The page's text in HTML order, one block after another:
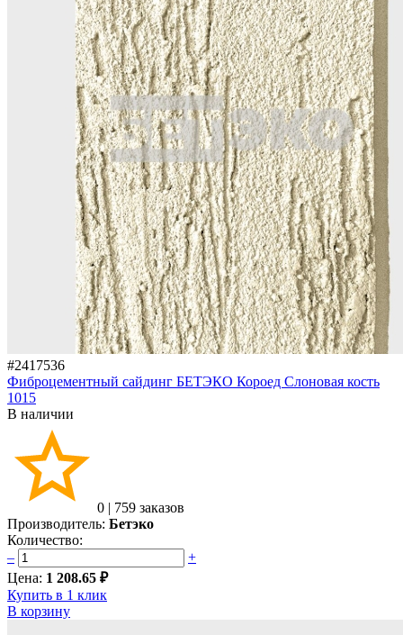
#2417536
Фиброцементный сайдинг БЕТЭКО Короед Слоновая кость
1015
В наличии
0 | 759 заказов
Производитель: Бетэко
Количество:
–
+
Цена: 1 208.65 ₽
Купить в 1 клик
В корзину